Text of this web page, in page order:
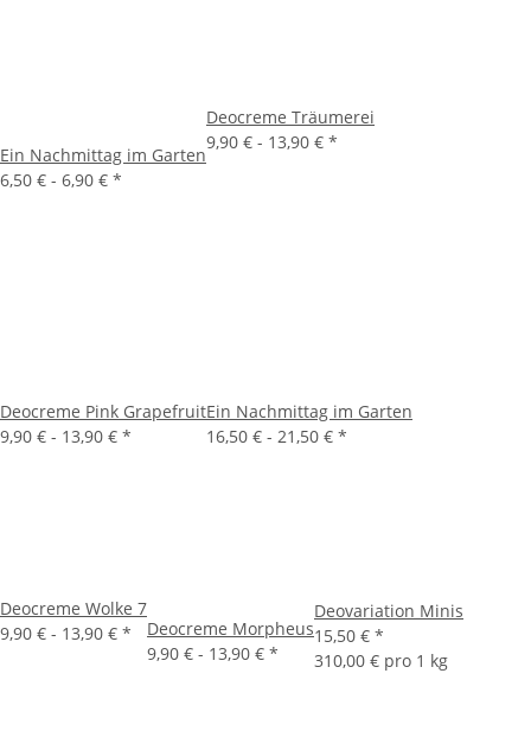
Ein Nachmittag im Garten
6,50 € - 6,90 € *
Deocreme Träumerei
9,90 € - 13,90 € *
Deocreme Pink Grapefruit
9,90 € - 13,90 € *
Ein Nachmittag im Garten
16,50 € - 21,50 € *
Deocreme Wolke 7
9,90 € - 13,90 € *
Deocreme Morpheus
9,90 € - 13,90 € *
Deovariation Minis
15,50 € *
310,00 € pro 1 kg